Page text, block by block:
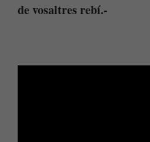
de vosaltres rebí.-